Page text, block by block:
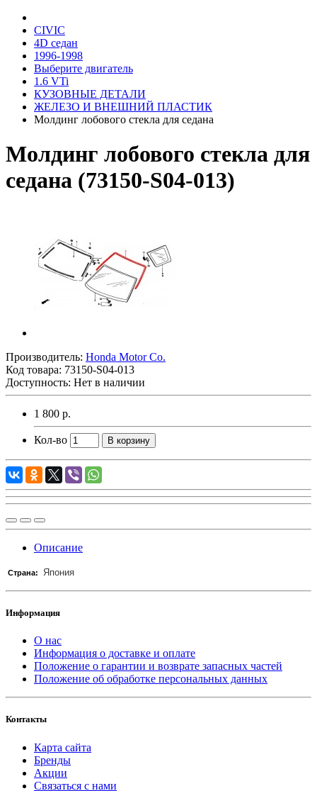
CIVIC
4D седан
1996-1998
Выберите двигатель
1.6 VTi
КУЗОВНЫЕ ДЕТАЛИ
ЖЕЛЕЗО И ВНЕШНИЙ ПЛАСТИК
Молдинг лобового стекла для седана
Молдинг лобового стекла для
седана (73150-S04-013)
Производитель: Honda Motor Co.
Код товара: 73150-S04-013
Доступность: Нет в наличии
1 800 р.
Кол-во В корзину
Описание
Страна: Япония
Информация
О нас
Информация о доставке и оплате
Положение о гарантии и возврате запасных частей
Положение об обработке персональных данных
Контакты
Карта сайта
Бренды
Акции
Связаться с нами